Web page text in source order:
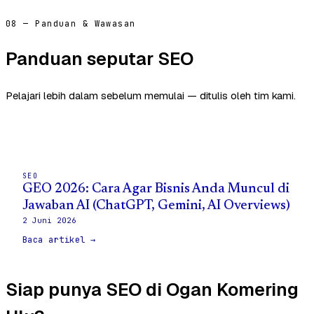
08 — Panduan & Wawasan
Panduan seputar SEO
Pelajari lebih dalam sebelum memulai — ditulis oleh tim kami.
SEO
GEO 2026: Cara Agar Bisnis Anda Muncul di
Jawaban AI (ChatGPT, Gemini, AI Overviews)
2 Juni 2026
Baca artikel →
Siap punya SEO di Ogan Komering